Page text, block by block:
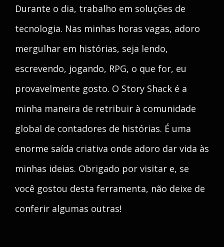
Durante o dia, trabalho em soluções de
tecnologia. Nas minhas horas vagas, adoro
mergulhar em histórias, seja lendo,
escrevendo, jogando, RPG, o que for, eu
provavelmente gosto. O Story Shack é a
minha maneira de retribuir à comunidade
global de contadores de histórias. É uma
enorme saída criativa onde adoro dar vida às
minhas ideias. Obrigado por visitar e, se
você gostou desta ferramenta, não deixe de
conferir algumas outras!